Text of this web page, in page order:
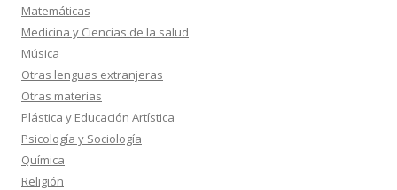
Matemáticas
Medicina y Ciencias de la salud
Música
Otras lenguas extranjeras
Otras materias
Plástica y Educación Artística
Psicología y Sociología
Química
Religión